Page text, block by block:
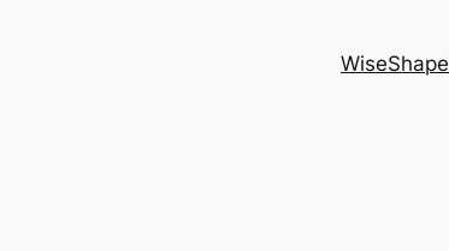
WiseShape